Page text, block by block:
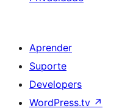
Aprender
Suporte
Developers
WordPress.tv ↗